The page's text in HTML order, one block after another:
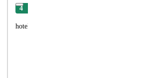
4
hotel s wellness